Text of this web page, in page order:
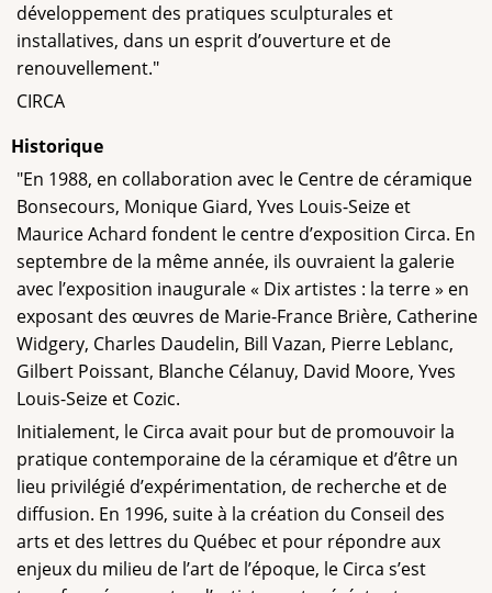
développement des pratiques sculpturales et
installatives, dans un esprit d’ouverture et de
renouvellement."
CIRCA
Historique
"En 1988, en collaboration avec le Centre de céramique
Bonsecours, Monique Giard, Yves Louis-Seize et
Maurice Achard fondent le centre d’exposition Circa. En
septembre de la même année, ils ouvraient la galerie
avec l’exposition inaugurale « Dix artistes : la terre » en
exposant des œuvres de Marie-France Brière, Catherine
Widgery, Charles Daudelin, Bill Vazan, Pierre Leblanc,
Gilbert Poissant, Blanche Célanuy, David Moore, Yves
Louis-Seize et Cozic.
Initialement, le Circa avait pour but de promouvoir la
pratique contemporaine de la céramique et d’être un
lieu privilégié d’expérimentation, de recherche et de
diffusion. En 1996, suite à la création du Conseil des
arts et des lettres du Québec et pour répondre aux
enjeux du milieu de l’art de l’époque, le Circa s’est